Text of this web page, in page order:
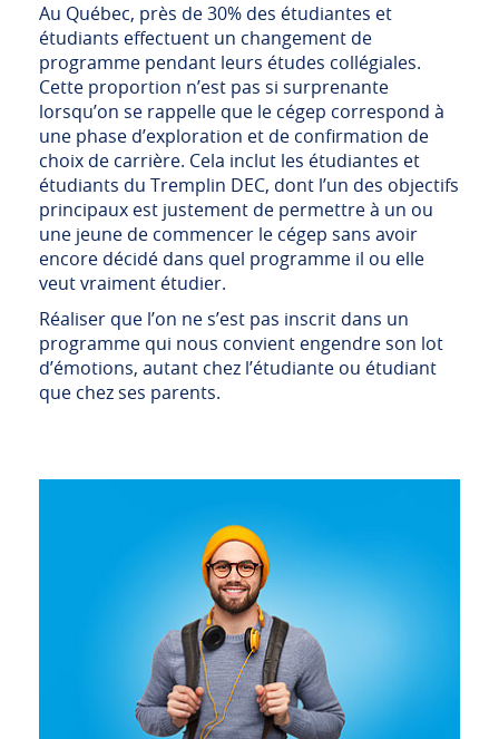
Au Québec, près de 30% des étudiantes et
étudiants effectuent un changement de
programme pendant leurs études collégiales.
Cette proportion n’est pas si surprenante
lorsqu’on se rappelle que le cégep correspond à
une phase d’exploration et de confirmation de
choix de carrière. Cela inclut les étudiantes et
étudiants du Tremplin DEC, dont l’un des objectifs
principaux est justement de permettre à un ou
une jeune de commencer le cégep sans avoir
encore décidé dans quel programme il ou elle
veut vraiment étudier.
Réaliser que l’on ne s’est pas inscrit dans un
programme qui nous convient engendre son lot
d’émotions, autant chez l’étudiante ou étudiant
que chez ses parents.